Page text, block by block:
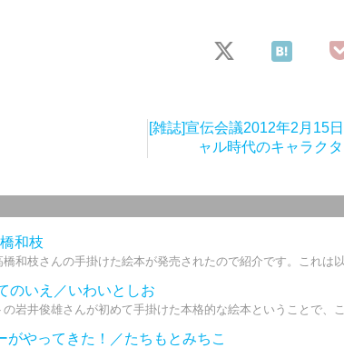
[雑誌]宣伝会議2012年2月15
ャル時代のキャラクタ
和枝
和枝さんの手掛けた絵本が発売されたので紹介です。これは
のいえ／いわいとしお
の岩井俊雄さんが初めて手掛けた本格的な絵本ということで、
がやってきた！／たちもとみちこ